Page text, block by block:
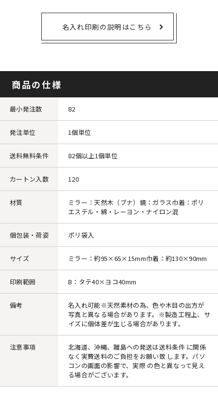
名入れ印刷の説明はこちら
商品の仕様
最小発注数 82
発注単位 1個単位
送料無料条件 82個以上1個単位
カートン入数 120
材質
ミラー：天然木（ブナ）鏡：ガラス巾着：ポリ
エステル・綿・レーヨン・ナイロン混
個包装・荷姿 ポリ袋入
サイズ ミラー：約95×65×15mm巾着：約130×90mm
印刷範囲 B：タテ40×ヨコ40mm
備考
名入れ可能※天然素材の為、色や木目の出方が
写真と異なる場合があります。※製造工程上、サ
イズに個体差が生じる場合があります。
注意事項
北海道、沖縄、離島への発送は送料条件 に関係
なく実費送料のご負担をお願い致 します。パソ
コンの画面の影響で、実際 の色と異なって見え
る場合がございます。